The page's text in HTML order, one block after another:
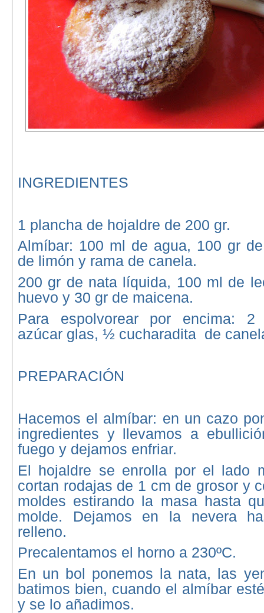
INGREDIENTES
1 plancha de hojaldre de 200 gr.
Almíbar: 100 ml de agua, 100 gr
de limón y rama de canela.
200 gr de nata líquida, 100 ml de
huevo y 30 gr de maicena.
Para espolvorear por encima: 2
azúcar glas, ½ cucharadita de
PREPARACIÓN
Hacemos el almíbar: en un cazo
ingredientes y llevamos a
fuego y dejamos enfriar.
El hojaldre se enrolla por el lado
cortan rodajas de 1 cm de grosor y
moldes estirando la masa hasta
molde. Dejamos en la nevera
relleno.
Precalentamos el horno a 230ºC.
En un bol ponemos la nata, las
batimos bien, cuando el almíbar
y se lo añadimos.